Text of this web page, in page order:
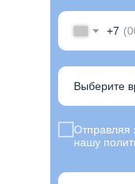
+7
Отправляя
нашу